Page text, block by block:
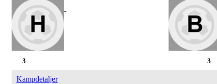
-
3
3
Kampdetaljer